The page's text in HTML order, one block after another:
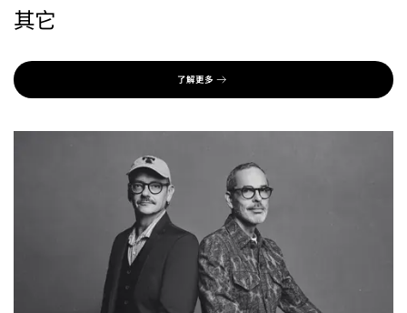
其它
了解更多